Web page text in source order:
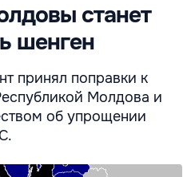
станет
шенген
принял поправки к
Молдова и
об упрощении